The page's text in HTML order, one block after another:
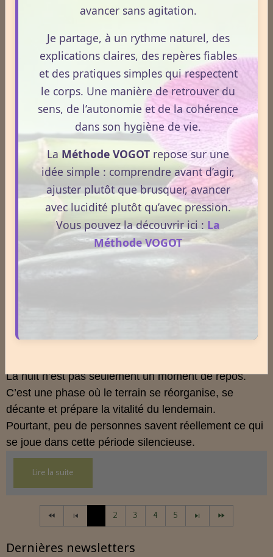
comprendre comment le CBD s’inscrit dans une
allégations thérapeutiques.
CBD et douleurs – Apprenez à bien maîtriser le concept.
Le CBD suscite un intérêt croissant lorsqu’il est
question de douleurs et de bien‑être. Pourtant, son
rôle réel, son cadre légal et ses usages externes
restent souvent mal compris. Cet article propose une
mise au point claire, moderne et conforme à la
réglementation française de 2026, afin de mieux
comprendre comment le CBD s’intègre dans une
CBD : l'anti-inflammatoire du 21ème siècle.
Le CBD occupe une place croissante dans les
discussions autour du bien‑être et de la prévention.
Souvent présenté comme un allié naturel, il suscite
un intérêt grandissant pour ses usages externes et
son interaction avec le système endocannabinoïde.
prépare réellement le réveil.
La nuit n’est pas seulement un moment de repos.
C’est une phase où le terrain se réorganise, se
décante et prépare la vitalité du lendemain.
Pourtant, peu de personnes savent réellement ce qui
se joue dans cette période silencieuse.
Lire la suite
2 3 4 5
Dernières newsletters
avancer sans agitation.
Je partage, à un rythme naturel, des
explications claires, des repères fiables
et des pratiques simples qui respectent
le corps. Une manière de retrouver du
sens, de l’autonomie et de la cohérence
dans son hygiène de vie.
La Méthode VOGOT repose sur une
idée simple : comprendre avant d’agir,
ajuster plutôt que brusquer, avancer
avec lucidité plutôt qu’avec pression.
Vous pouvez la découvrir ici : La
Méthode VOGOT